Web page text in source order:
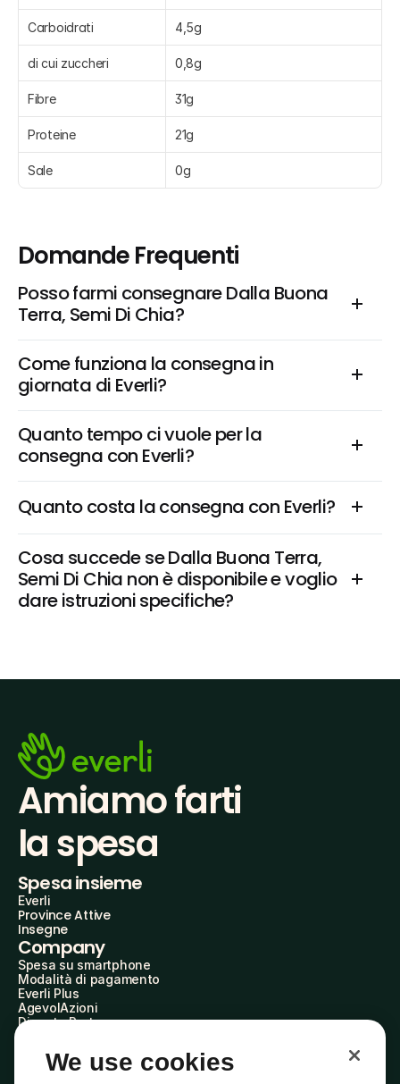
Carboidrati 4,5g
di cui zuccheri 0,8g
Fibre 31g
Proteine 21g
Sale 0g
Domande Frequenti
Posso farmi consegnare Dalla Buona
Terra, Semi Di Chia?
Come funziona la consegna in
giornata di Everli?
Quanto tempo ci vuole per la
consegna con Everli?
Quanto costa la consegna con Everli?
Cosa succede se Dalla Buona Terra,
Semi Di Chia non è disponibile e voglio
dare istruzioni specifiche?
Amiamo farti
la spesa
Spesa insieme
Everli
Province Attive
Insegne
Company
Spesa su smartphone
Modalità di pagamento
Everli Plus
AgevolAzioni
Diventa Partner
Everli Shoppers
About Us
We use cookies